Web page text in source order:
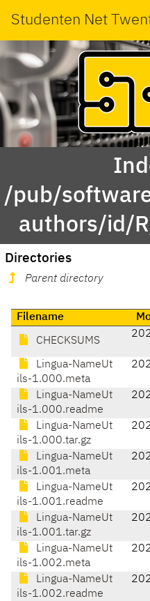
Studenten Net
/pub/
authors/id/
Directories
Parent directory
Filename
CHECKSUMS
Lingua-NameUt
ils-1.000.meta
Lingua-NameUt
ils-1.000.readme
Lingua-NameUt
ils-1.000.tar.gz
Lingua-NameUt
ils-1.001.meta
Lingua-NameUt
ils-1.001.readme
Lingua-NameUt
ils-1.001.tar.gz
Lingua-NameUt
ils-1.002.meta
Lingua-NameUt
ils-1.002.readme